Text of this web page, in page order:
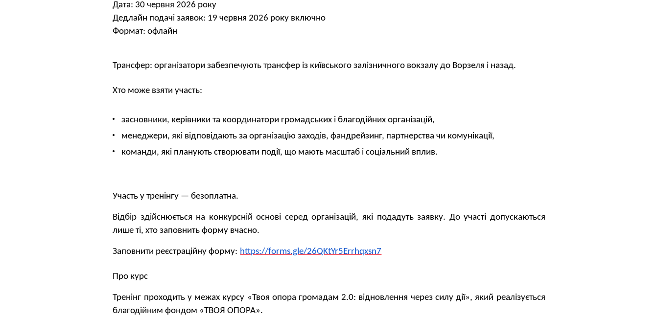
Дата: 30 червня 2026 року
Дедлайн подачі заявок: 19 червня 2026 року включно
Формат: офлайн
Трансфер: організатори забезпечують трансфер із київського залізничного вокзалу до Ворзеля і назад.
Хто може взяти участь:
засновники, керівники та координатори громадських і благодійних організацій,
менеджери, які відповідають за організацію заходів, фандрейзинг, партнерства чи комунікації,
команди, які планують створювати події, що мають масштаб і соціальний вплив.
Участь у тренінгу — безоплатна.
Відбір здійснюється на конкурсній основі серед організацій, які подадуть заявку. До участі допускаються
лише ті, хто заповнить форму вчасно.
Заповнити реєстраційну форму: https://forms.gle/26QKtYr5Errhqxsn7
Про курс
Тренінг проходить у межах курсу «Твоя опора громадам 2.0: відновлення через силу дії», який реалізується
благодійним фондом «ТВОЯ ОПОРА».